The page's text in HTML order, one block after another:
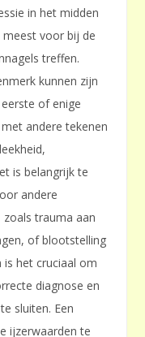
in het midden
voor bij de
treffen.
kunnen zijn
of enige
andere tekenen
is belangrijk te
andere
trauma aan
of blootstelling
is het cruciaal om
diagnose en
sluiten. Een
ijzerwaarden te